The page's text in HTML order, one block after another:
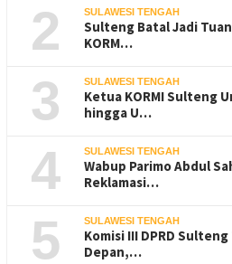
2 SULAWESI TENGAH
Sulteng Batal Jadi Tuan
KORM…
3 SULAWESI TENGAH
Ketua KORMI Sulteng
hingga U…
4 SULAWESI TENGAH
Wabup Parimo Abdul
Reklamasi…
5 SULAWESI TENGAH
Komisi III DPRD
Depan,…